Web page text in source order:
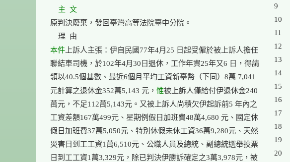
主  文
原判決廢棄，發回臺灣高等法院臺中分院。
本件上訴人主張：伊自民國77年4月25 日起受僱於被上訴人擔任
聯結車司機，於102年4月30日退休，工作年資25年又6 日，得請
領以40.5個基數、最近6個月平均工資新臺幣（下同）8萬 7,041
元計算之退休金352萬5,143 元， 惟被上訴人僅給付伊退休金240
萬元，不足112萬5,143元。又被上訴人尚積欠伊起訴前5 年內之
工資差額167萬499元、星期例假日加班費48萬4,680 元、國定休
假日加班費37萬5,050元、特別休假未休工資36萬9,280元、天然
災害日到工工資1萬6,510元、公職人員及總統、副總統選舉投票
日到工工資1萬3,329元，除已判決伊勝訴確定之3萬3,978元，被
9
10
11
12
13
14
15
16
17
18
19
20